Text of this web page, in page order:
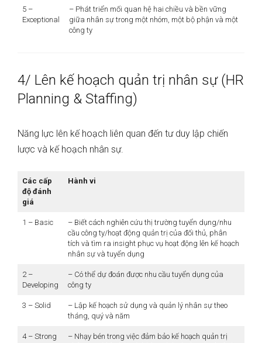
5 –
Exceptional
– Phát triển mối quan hệ hai chiều và bền vững
giữa nhân sự trong một nhóm, một bộ phận và một
công ty
4/ Lên kế hoạch quản trị nhân sự (HR
Planning & Staffing)
Năng lực lên kế hoạch liên quan đến tư duy lập chiến
lược và kế hoạch nhân sự.
Các cấp
độ đánh
giá
Hành vi
1 – Basic
– Biết cách nghiên cứu thị trường tuyển dụng/nhu
cầu công ty/hoạt động quản trị của đối thủ, phân
tích và tìm ra insight phục vụ hoạt động lên kế hoạch
nhân sự và tuyển dụng
2 –
Developing
– Có thể dự đoán được nhu cầu tuyển dụng của
công ty
3 – Solid
– Lập kế hoạch sử dụng và quản lý nhân sự theo
tháng, quý và năm
4 – Strong
– Nhạy bén trong việc đảm bảo kế hoạch quản trị